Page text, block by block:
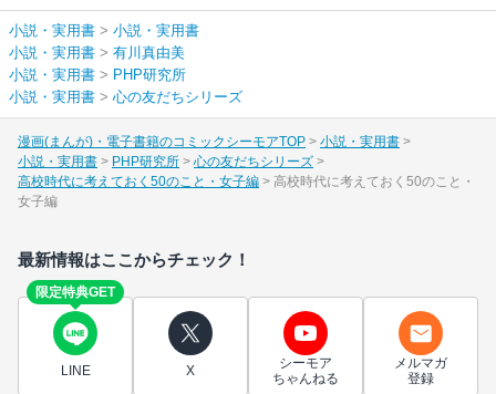
小説・実用書 > 小説・実用書
小説・実用書 > 有川真由美
小説・実用書 > PHP研究所
小説・実用書 > 心の友だちシリーズ
漫画(まんが)・電子書籍のコミックシーモアTOP
小説・実用書
小説・実用書
PHP研究所
心の友だちシリーズ
高校時代に考えておく50のこと・女子編
高校時代に考えておく50のこと・
女子編
最新情報はここからチェック！
限定特典GET
LINE X
シーモア
ちゃんねる
メルマガ
登録